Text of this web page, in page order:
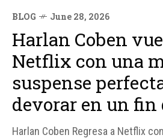
BLOG June 28, 2026
Harlan Coben
Netflix con una
suspense
devorar en un fin
Harlan Coben Regresa a Netflix